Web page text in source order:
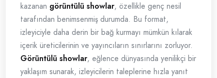
kazanan görüntülü showlar, özellikle genç nesil
tarafından benimsenmiş durumda. Bu format,
izleyiciyle daha derin bir bağ kurmayı mümkün kılarak
içerik üreticilerinin ve yayıncıların sınırlarını zorluyor.
Görüntülü showlar, eğlence dünyasında yenilikçi bir
yaklaşım sunarak, izleyicilerin taleplerine hızla yanıt